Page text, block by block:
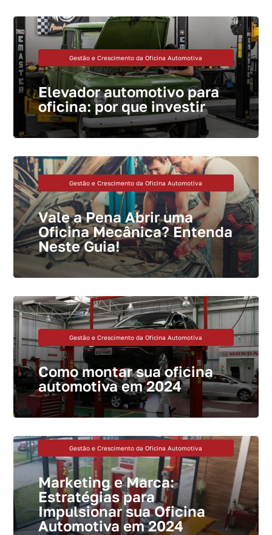
Gestão e Crescimento da Oficina Automotiva
Elevador automotivo para
oficina: por que investir
Gestão e Crescimento da Oficina Automotiva
Vale a Pena Abrir uma
Oficina Mecânica? Entenda
Neste Guia!
Gestão e Crescimento da Oficina Automotiva
Como montar sua oficina
automotiva em 2024
Gestão e Crescimento da Oficina Automotiva
Marketing e Marca:
Estratégias para
Impulsionar sua Oficina
Automotiva em 2024